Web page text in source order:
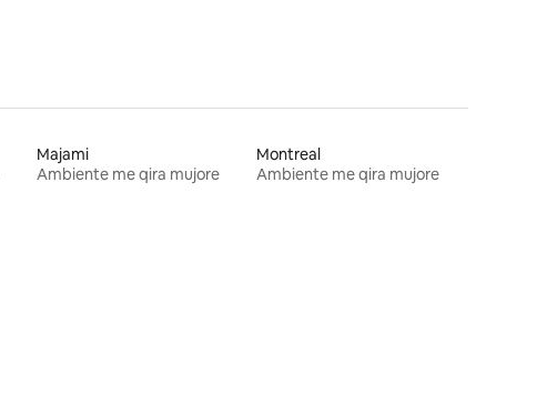
Majami
Ambiente me qira mujore
Montreal
Ambiente me qira mujore